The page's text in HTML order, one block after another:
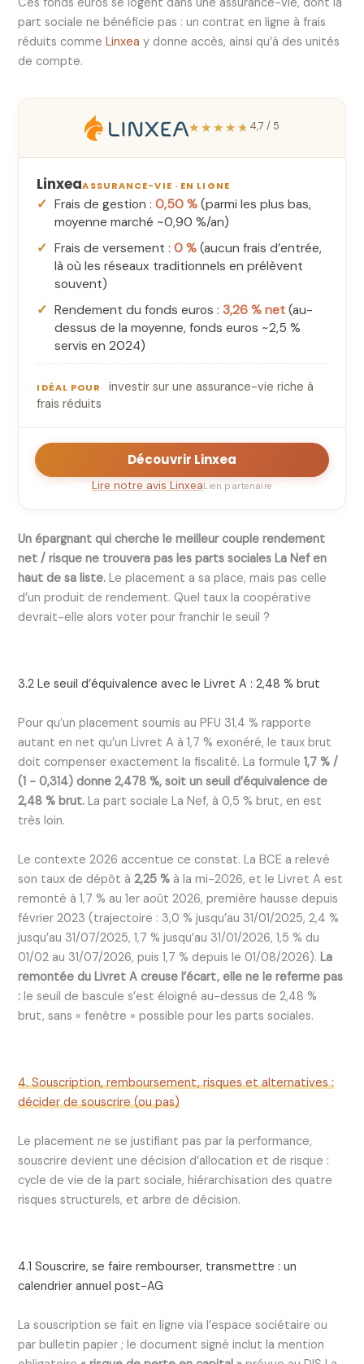
part sociale ne bénéficie pas : un contrat en ligne à frais
réduits commeLinxea y donne accès, ainsi qu’à des unités
de compte.
★★★★★ 4,7 / 5
LinxeaASSURANCE-VIE · EN LIGNE
Frais de gestion :0,50 % (parmi les plus bas,
moyenne marché ~0,90 %/an)
Frais de versement :0 % (aucun frais d’entrée,
là où les réseaux traditionnels en prélèvent
souvent)
Rendement du fonds euros :3,26 % net (au-
dessus de la moyenne, fonds euros ~2,5 %
servis en 2024)
IDÉAL POUR
investir sur une assurance-vie riche à
frais réduits
Découvrir Linxea
Lire notre avis LinxeaLien partenaire
Un épargnant qui cherche le meilleur couple rendement
net / risque ne trouvera pas les parts sociales La Nef en
haut de sa liste. Le placement a sa place, mais pas celle
d’un produit de rendement. Quel taux la coopérative
devrait-elle alors voter pour franchir le seuil ?
3.2 Le seuil d’équivalence avec le Livret A : 2,48 % brut
Pour qu’un placement soumis au PFU 31,4 % rapporte
autant en net qu’un Livret A à 1,7 % exonéré, le taux brut
doit compenser exactement la fiscalité. La formule1,7 % /
(1 − 0,314) donne 2,478 %, soit un seuil d’équivalence de
2,48 % brut. La part sociale La Nef, à 0,5 % brut, en est
très loin.
Le contexte 2026 accentue ce constat. La BCE a relevé
son taux de dépôt à2,25 % à la mi-2026, et le Livret A est
remonté à 1,7 % au 1er août 2026, première hausse depuis
février 2023 (trajectoire : 3,0 % jusqu’au 31/01/2025, 2,4 %
jusqu’au 31/07/2025, 1,7 % jusqu’au 31/01/2026, 1,5 % du
01/02 au 31/07/2026, puis 1,7 % depuis le 01/08/2026).La
remontée du Livret A creuse l’écart, elle ne le referme pas
: le seuil de bascule s’est éloigné au-dessus de 2,48 %
brut, sans « fenêtre » possible pour les parts sociales.
4. Souscription, remboursement, risques et alternatives :
décider de souscrire (ou pas)
Le placement ne se justifiant pas par la performance,
souscrire devient une décision d’allocation et de risque :
cycle de vie de la part sociale, hiérarchisation des quatre
risques structurels, et arbre de décision.
4.1 Souscrire, se faire rembourser, transmettre : un
calendrier annuel post-AG
La souscription se fait en ligne via l’espace sociétaire ou
par bulletin papier ; le document signé inclut la mention